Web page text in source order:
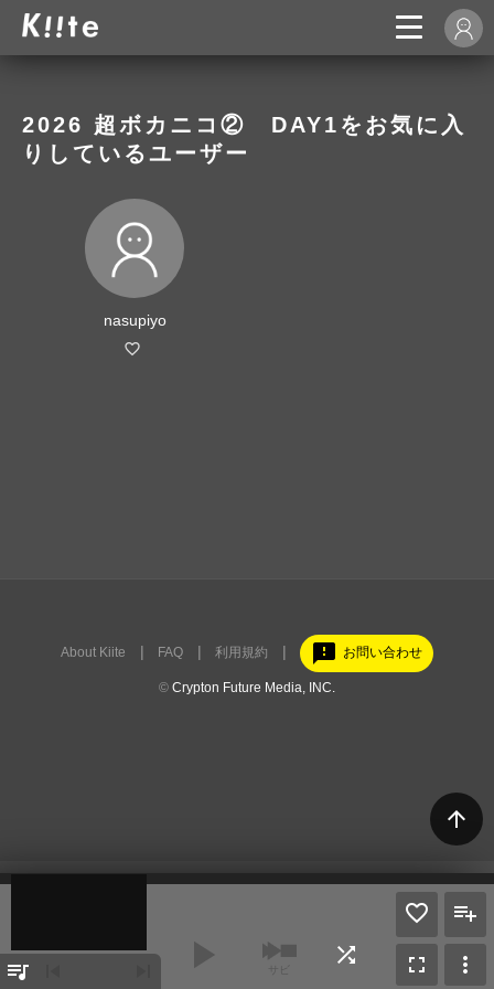
2026 超ボカニコ② DAY1をお気に入
りしているユーザー
nasupiyo
arrow_upward
About Kiite FAQ 利用規約 feedback お問い合わせ
© Crypton Future Media, INC.
queue_music play_arrow サビ
shuffle fullscreen more_vert